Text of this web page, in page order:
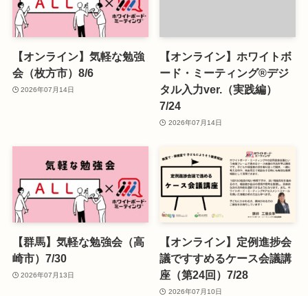
【オンライン】気軽な勉強
会（枚方市）8/6
2026年07月14日
【オンライン】ホワイトボ
ード・ミーティング®デジ
タル入力ver.（実践編）
7/24
2026年07月14日
【群馬】気軽な勉強会（高
崎市）7/30
2026年07月13日
【オンライン】定例進捗会
議ですすめるケース会議講
座（第24回）7/28
2026年07月10日